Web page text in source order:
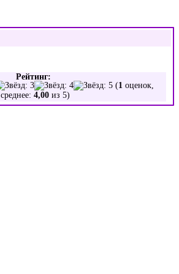
Рейтинг:
(1 оценок,
среднее: 4,00 из 5)